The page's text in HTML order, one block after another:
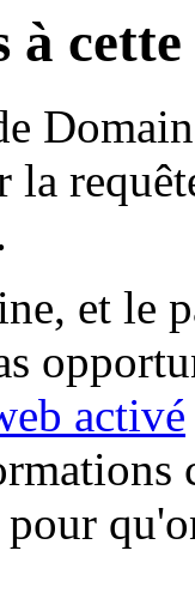
à
la
et le
activé